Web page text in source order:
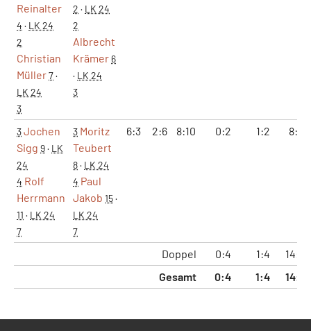
Reinalter
4 · LK 24
2
Christian
Müller7·
LK 24
3
2 · LK 24
2
Albrecht
Krämer 6
· LK 24
3
3Jochen
Sigg 9· LK
24
4 Rolf
Herrmann
11 · LK 24
7
3 Moritz
Teubert
8· LK 24
4 Paul
Jakob 15·
LK 24
7
6:3 2:6 8:10 0:2 1:2 8:10
Doppel 0:4 1:4
14:22
Gesamt
0:4 1:4